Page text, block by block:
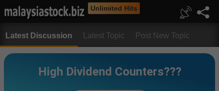
Unlimited Hits
Latest Discussion Latest Topic Post New Topic